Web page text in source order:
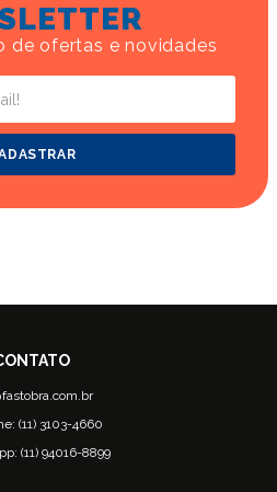
de ofertas e novidades
(11) 3103-4660
(11) 94016-8899